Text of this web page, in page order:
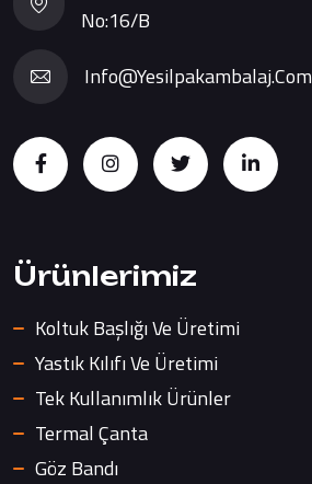
No:16/B
Info@yesilpakambalaj.com
Ürünlerimiz
Koltuk Başlığı Ve Üretimi
Yastık Kılıfı Ve Üretimi
Tek Kullanımlık Ürünler
Termal Çanta
Göz Bandı